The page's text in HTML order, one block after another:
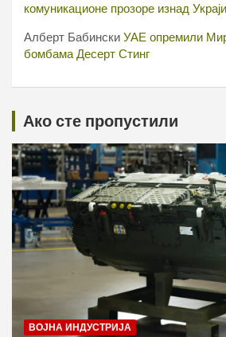
комуникационе прозоре изнад
Алберт Бабински УАЕ опремили
бомбама Десерт Стинг
Ако сте пропустили
ВОЈНА ИНДУСТРИЈА